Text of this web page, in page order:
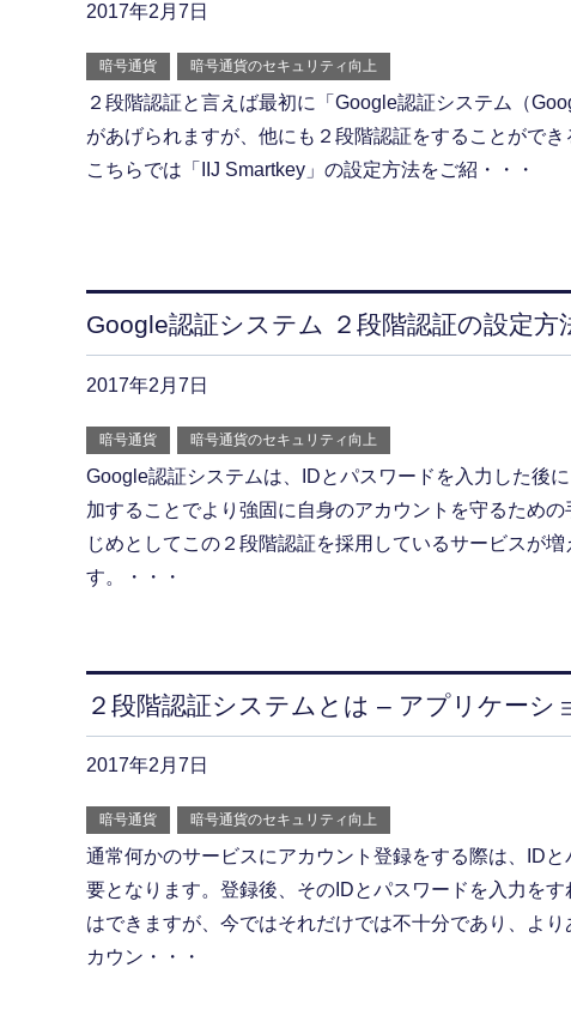
2017年2月7日
暗号通貨 暗号通貨のセキュリティ向上
２段階認証と言えば最初に「Google認証システム（
があげられますが、他にも２段階認証をすることができ
こちらでは「IIJ Smartkey」の設定方法をご紹・・・
Google認証システム ２段階認証の設定方
2017年2月7日
暗号通貨 暗号通貨のセキュリティ向上
Google認証システムは、IDとパスワードを入力した後
加することでより強固に自身のアカウントを守るため
じめとしてこの２段階認証を採用しているサービスが増
す。・・・
２段階認証システムとは – アプリケーシ
2017年2月7日
暗号通貨 暗号通貨のセキュリティ向上
通常何かのサービスにアカウント登録をする際は、ID
要となります。登録後、そのIDとパスワードを入力をす
はできますが、今ではそれだけでは不十分であり、よ
カウン・・・